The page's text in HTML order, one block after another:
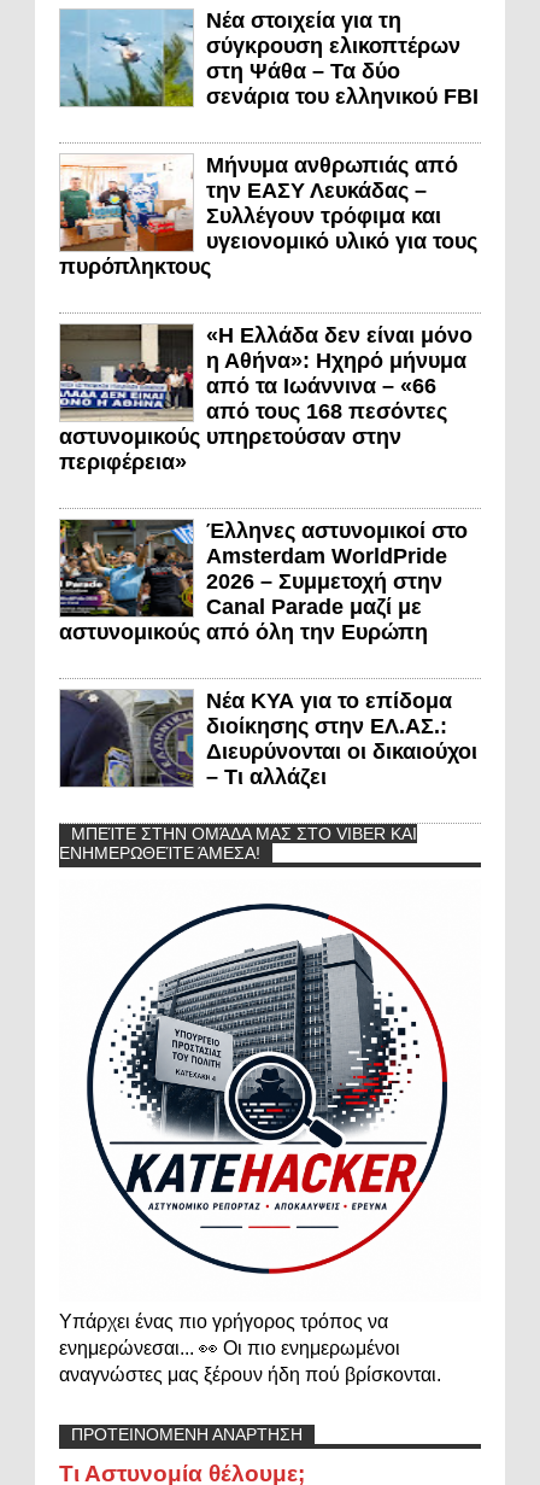
Νέα στοιχεία για τη
σύγκρουση ελικοπτέρων
στη Ψάθα – Τα δύο
σενάρια του ελληνικού FBI
Μήνυμα ανθρωπιάς από
την ΕΑΣΥ Λευκάδας –
Συλλέγουν τρόφιμα και
υγειονομικό υλικό για τους
πυρόπληκτους
«Η Ελλάδα δεν είναι μόνο
η Αθήνα»: Ηχηρό μήνυμα
από τα Ιωάννινα – «66
από τους 168 πεσόντες
αστυνομικούς υπηρετούσαν στην
περιφέρεια»
Έλληνες αστυνομικοί στο
Amsterdam WorldPride
2026 – Συμμετοχή στην
Canal Parade μαζί με
αστυνομικούς από όλη την Ευρώπη
Νέα ΚΥΑ για το επίδομα
διοίκησης στην ΕΛ.ΑΣ.:
Διευρύνονται οι δικαιούχοι
– Τι αλλάζει
ΜΠΕΊΤΕ ΣΤΗΝ ΟΜΆΔΑ ΜΑΣ ΣΤΟ VIBER ΚΑΙ
ΕΝΗΜΕΡΩΘΕΊΤΕ ΆΜΕΣΑ!
Υπάρχει ένας πιο γρήγορος τρόπος να
ενημερώνεσαι... 👀 Οι πιο ενημερωμένοι
αναγνώστες μας ξέρουν ήδη πού βρίσκονται.
ΠΡΟΤΕΙΝΟΜΕΝΗ ΑΝΑΡΤΗΣΗ
Τι Αστυνομία θέλουμε;